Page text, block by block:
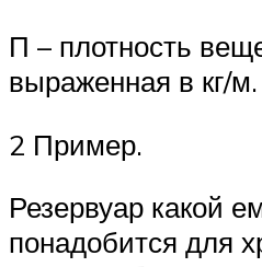
П – плотность
выраженная в кг/м.
2 Пример.
Резервуар какой
понадобится для